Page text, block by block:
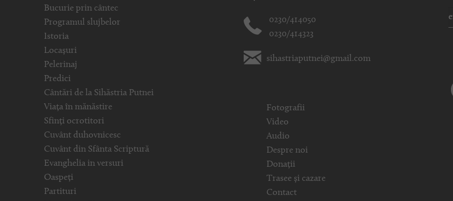
Bucurie prin cântec
Programul slujbelor
Istoria
Locașuri
Pelerinaj
Predici
Cântări de la Sihăstria Putnei
Viața în mănăstire
Sfinți ocrotitori
Cuvânt duhovnicesc
Cuvânt din Sfânta Scriptură
Evanghelia in versuri
Oaspeți
Partituri
0230/414050
0230/414323
sihastriaputnei@gmail.com
Fotografii
Video
Audio
Despre noi
Donații
Trasee și cazare
Contact